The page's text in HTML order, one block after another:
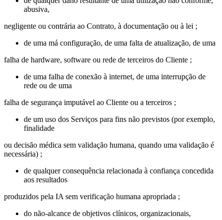
abusiva,
negligente ou contrária ao Contrato, à documentação ou à lei ;
de uma má configuração, de uma falta de atualização, de uma
falha de hardware, software ou rede de terceiros do Cliente ;
de uma falha de conexão à internet, de uma interrupção de
rede ou de uma
falha de segurança imputável ao Cliente ou a terceiros ;
de um uso dos Serviços para fins não previstos (por exemplo,
finalidade
ou decisão médica sem validação humana, quando uma validação é
necessária) ;
de qualquer consequência relacionada à confiança concedida
aos resultados
produzidos pela IA sem verificação humana apropriada ;
do não‑alcance de objetivos clínicos, organizacionais,